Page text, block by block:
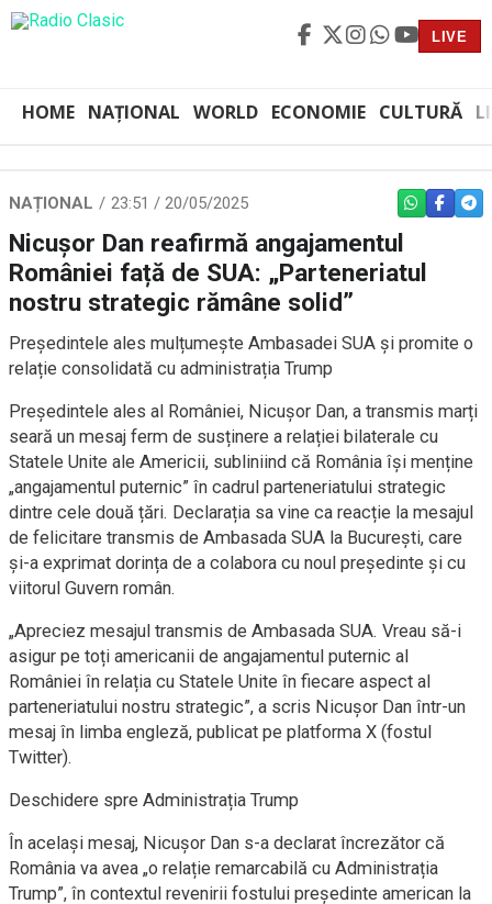
LIVE
HOME NAȚIONAL WORLD ECONOMIE CULTURĂ
NAȚIONAL 23:51 / 20/05/2025 WHATSAPP
Nicușor Dan reafirmă angajamentul
României față de SUA: „Parteneriatul
nostru strategic rămâne solid”
Președintele ales mulțumește Ambasadei SUA și promite o
relație consolidată cu administrația Trump
Președintele ales al României, Nicușor Dan, a transmis marți
seară un mesaj ferm de susținere a relației bilaterale cu
Statele Unite ale Americii, subliniind că România își menține
„angajamentul puternic” în cadrul parteneriatului strategic
dintre cele două țări. Declarația sa vine ca reacție la mesajul
de felicitare transmis de Ambasada SUA la București, care
și-a exprimat dorința de a colabora cu noul președinte și cu
viitorul Guvern român.
„Apreciez mesajul transmis de Ambasada SUA. Vreau să-i
asigur pe toți americanii de angajamentul puternic al
României în relația cu Statele Unite în fiecare aspect al
parteneriatului nostru strategic”, a scris Nicușor Dan într-un
mesaj în limba engleză, publicat pe platforma X (fostul
Twitter).
Deschidere spre Administrația Trump
În același mesaj, Nicușor Dan s-a declarat încrezător că
România va avea „o relație remarcabilă cu Administrația
Trump”, în contextul revenirii fostului președinte american la